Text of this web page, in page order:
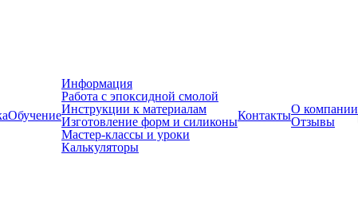
Обучение
Информация
Работа с эпоксидной смолой
Инструкции к материалам
Изготовление форм и силиконы
Мастер-классы и уроки
Калькуляторы
КонтактыО компании
Отзывы